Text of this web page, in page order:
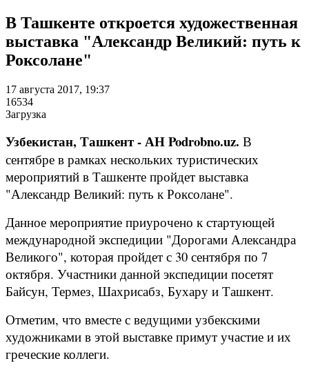
В Ташкенте откроется художественная
выставка "Александр Великий: путь к
Роксолане"
17 августа 2017, 19:37
16534
Загрузка
Узбекистан, Ташкент - АН Podrobno.uz. В
сентябре в рамках нескольких туристических
мероприятий в Ташкенте пройдет выставка
"Александр Великий: путь к Роксолане".
Данное мероприятие приурочено к стартующей
международной экспедиции "Дорогами Александра
Великого", которая пройдет с 30 сентября по 7
октября. Участники данной экспедиции посетят
Байсун, Термез, Шахрисабз, Бухару и Ташкент.
Отметим, что вместе с ведущими узбекскими
художниками в этой выставке примут участие и их
греческие коллеги.